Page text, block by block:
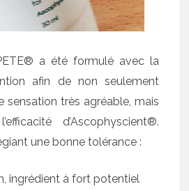
a été formulé avec la
afin de non seulement
sensation très agréable, mais
d’Ascophyscient®.
une bonne tolérance :
ingrédient à fort potentiel